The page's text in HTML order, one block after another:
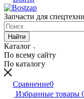
Запчасти для
Найти
Каталог
По всему сайту
По каталогу
Сравнение0
Избранные товары